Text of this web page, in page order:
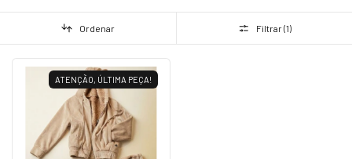
Ordenar Filtrar (1)
ATENÇÃO, ÚLTIMA PEÇA!